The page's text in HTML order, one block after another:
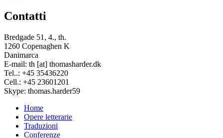
Contatti
Bredgade 51, 4., th.
1260 Copenaghen K
Danimarca
E-mail: th [at] thomasharder.dk
Tel..: +45 35436220
Cell.: +45 23601201
Skype: thomas.harder59
Footer
menu
Home
Opere letterarie
Traduzioni
Conferenze